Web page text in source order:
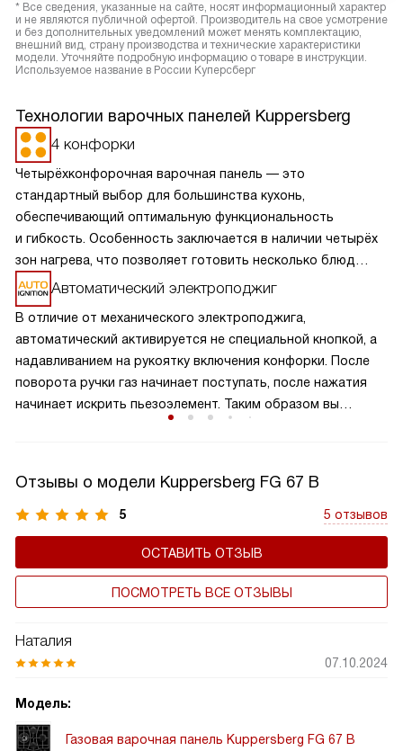
* Все сведения, указанные на сайте, носят информационный характер
и не являются публичной офертой. Производитель на свое усмотрение
и без дополнительных уведомлений может менять комплектацию,
внешний вид, страну производства и технические характеристики
модели. Уточняйте подробную информацию о товаре в инструкции.
Используемое название в России Куперсберг
Технологии варочных панелей Kuppersberg
4 конфорки
Четырёхконфорочная варочная панель — это
стандартный выбор для большинства кухонь,
обеспечивающий оптимальную функциональность
и гибкость. Особенность заключается в наличии четырёх
зон нагрева, что позволяет готовить несколько блюд
одновременно, экономя время и усилия. Разнообразие
размеров и мощностей конфорок подходит для
различных кулинарных задач, от быстрого кипячения
до медленного тушения. Такая панель обеспечивает
равномерное распределение тепла и удобное
расположение посуды, что делает её идеальной для
семейного использования.
Автоматический электроподжиг
В отличие от механического электроподжига,
автоматический активируется не специальной кнопкой, а
надавливанием на рукоятку включения конфорки. После
поворота ручки газ начинает поступать, после нажатия
начинает искрить пьезоэлемент. Таким образом вы
Отзывы о модели Kuppersberg FG 67 B
5 5 отзывов
ОСТАВИТЬ ОТЗЫВ
ПОСМОТРЕТЬ ВСЕ ОТЗЫВЫ
Наталия
07.10.2024
Модель:
Газовая варочная панель Kuppersberg FG 67 B